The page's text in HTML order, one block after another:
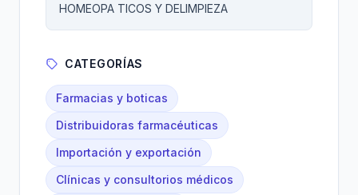
HOMEOPA TICOS Y DELIMPIEZA
CATEGORÍAS
Farmacias y boticas
Distribuidoras farmacéuticas
Importación y exportación
Clínicas y consultorios médicos